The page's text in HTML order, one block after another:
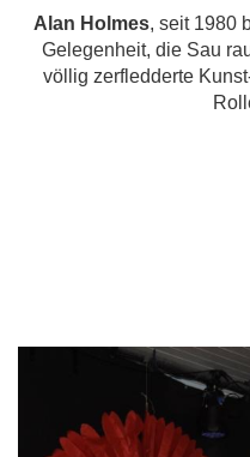
Alan Holmes, seit 1980
Gelegenheit, die Sau
völlig zerfledderte